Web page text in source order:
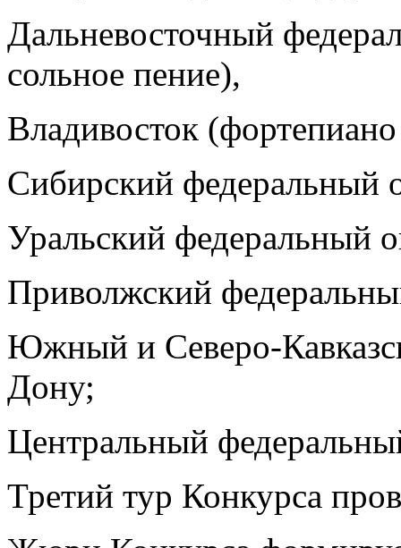
Дальневосточный
сольное пение),
Владивосток
Сибирский федеральный
Уральский федеральный
Приволжский
Южный и Северо-
Дону;
Центральный
Третий тур Конкурса